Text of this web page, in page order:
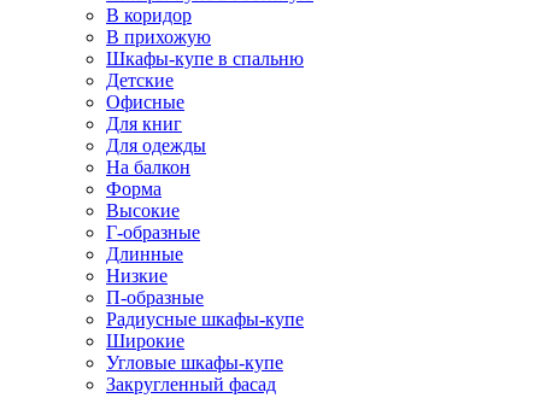
В коридор
В прихожую
Шкафы-купе в спальню
Детские
Офисные
Для книг
Для одежды
На балкон
Форма
Высокие
Г-образные
Длинные
Низкие
П-образные
Радиусные шкафы-купе
Широкие
Угловые шкафы-купе
Закругленный фасад